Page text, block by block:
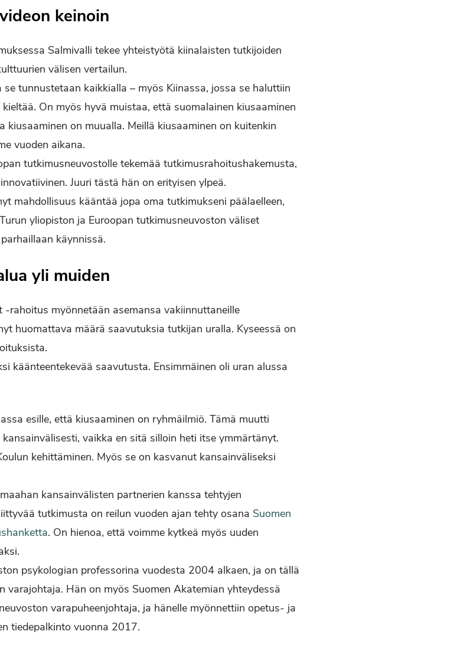
keinoin
Salmivalli tekee yhteistyötä kiinalaisten tutkijoiden
välisen vertailun.
tunnustetaan kaikkialla – myös Kiinassa, jossa se haluttiin
On myös hyvä muistaa, että suomalainen kiusaaminen
kiusaaminen on muualla. Meillä kiusaaminen on kuitenkin
vuoden aikana.
tutkimusneuvostolle tekemää tutkimusrahoitushakemusta,
Juuri tästä hän on erityisen ylpeä.
mahdollisuus kääntää jopa oma tutkimukseni päälaelleen,
yliopiston ja Euroopan tutkimusneuvoston väliset
käynnissä.
yli muiden
-rahoitus myönnetään asemansa vakiinnuttaneille
huomattava määrä saavutuksia tutkijan uralla. Kyseessä on
käänteentekevää saavutusta. Ensimmäinen oli uran alussa
esille, että kiusaaminen on ryhmäilmiö. Tämä muutti
vaikka en sitä silloin heti itse ymmärtänyt.
kehittäminen. Myös se on kasvanut kansainväliseksi
kansainvälisten partnerien kanssa tehtyjen
tutkimusta on reilun vuoden ajan tehty osana Suomen
. On hienoa, että voimme kytkeä myös uuden
psykologian professorina vuodesta 2004 alkaen, ja on tällä
varajohtaja. Hän on myös Suomen Akatemian yhteydessä
varapuheenjohtaja, ja hänelle myönnettiin opetus- ja
tiedepalkinto vuonna 2017.